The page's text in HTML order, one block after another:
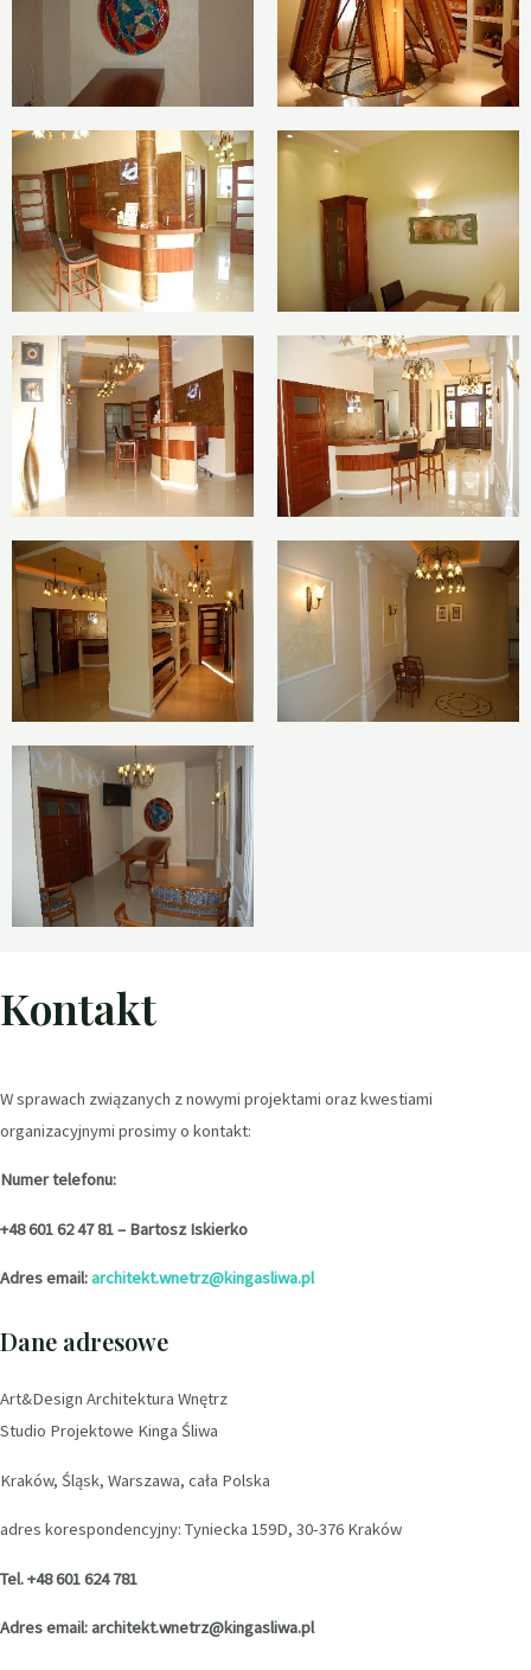
Kontakt
W sprawach związanych z nowymi projektami oraz kwestiami
organizacyjnymi prosimy o kontakt:
Numer telefonu:
+48 601 62 47 81 – Bartosz Iskierko
Adres email:architekt.wnetrz@kingasliwa.pl
Dane adresowe
Art&Design Architektura Wnętrz
Studio Projektowe Kinga Śliwa
Kraków, Śląsk, Warszawa, cała Polska
adres korespondencyjny: Tyniecka 159D, 30-376 Kraków
Tel. +48 601 624 781
Adres email: architekt.wnetrz@kingasliwa.pl